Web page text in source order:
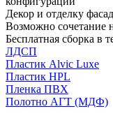
Декор и отделку
Возможно сочетание
Бесплатная сборка в
ЛДСП
Пластик Alvic Luxe
Пластик HPL
Пленка ПВХ
Полотно АГТ (МДФ)